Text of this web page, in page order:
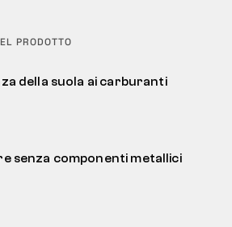
PRODOTTO
della suola ai carburanti
senza componenti metallici